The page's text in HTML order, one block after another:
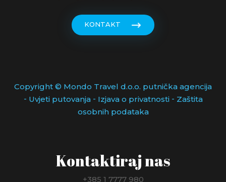
KONTAKT
Copyright © Mondo Travel d.o.o. putnička agencija
- Uvjeti putovanja- Izjava o privatnosti- Zaštita
osobnih podataka
Kontaktiraj nas
+385 1 7777 980